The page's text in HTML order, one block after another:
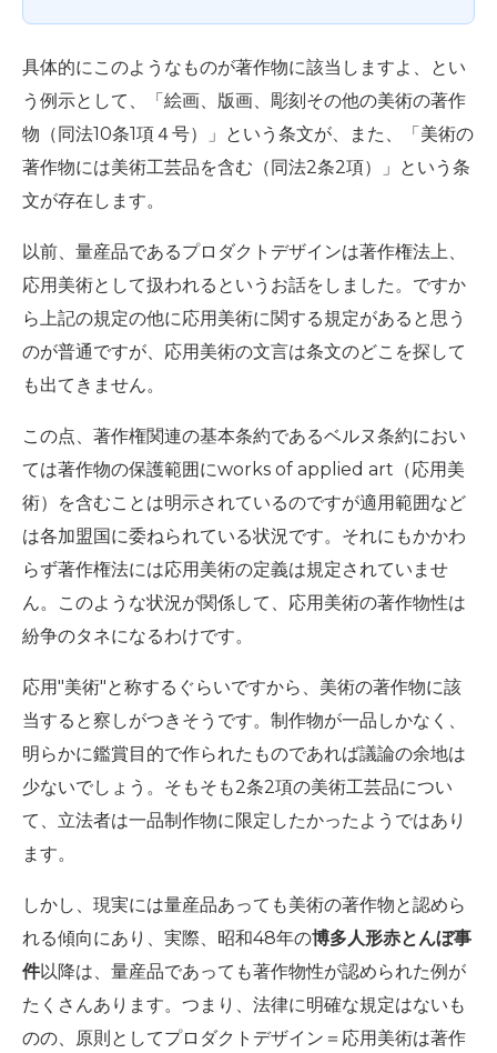
具体的にこのようなものが著作物に該当しますよ、とい
う例示として、「絵画、版画、彫刻その他の美術の著作
物（同法10条1項４号）」という条文が、また、「美術の
著作物には美術工芸品を含む（同法2条2項）」という条
文が存在します。
以前、量産品であるプロダクトデザインは著作権法上、
応用美術として扱われるというお話をしました。ですか
ら上記の規定の他に応用美術に関する規定があると思う
のが普通ですが、応用美術の文言は条文のどこを探して
も出てきません。
この点、著作権関連の基本条約であるベルヌ条約におい
ては著作物の保護範囲にworks of applied art（応用美
術）を含むことは明示されているのですが適用範囲など
は各加盟国に委ねられている状況です。それにもかかわ
らず著作権法には応用美術の定義は規定されていませ
ん。このような状況が関係して、応用美術の著作物性は
紛争のタネになるわけです。
応用"美術"と称するぐらいですから、美術の著作物に該
当すると察しがつきそうです。制作物が一品しかなく、
明らかに鑑賞目的で作られたものであれば議論の余地は
少ないでしょう。そもそも2条2項の美術工芸品につい
て、立法者は一品制作物に限定したかったようではあり
ます。
しかし、現実には量産品あっても美術の著作物と認めら
れる傾向にあり、実際、昭和48年の博多人形赤とんぼ事
件以降は、量産品であっても著作物性が認められた例が
たくさんあります。つまり、法律に明確な規定はないも
のの、原則としてプロダクトデザイン＝応用美術は著作